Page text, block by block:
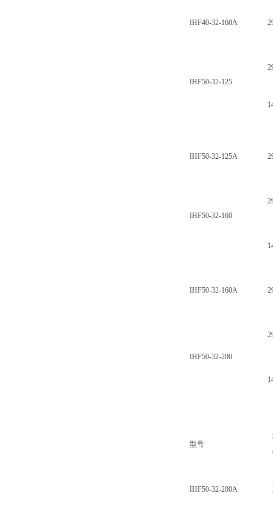
IHF40-32-160A
IHF50-32-125
IHF50-32-125A
IHF50-32-160
IHF50-32-160A
IHF50-32-200
型号
IHF50-32-200A